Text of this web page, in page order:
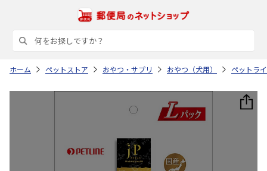
ホーム ペットストア おやつ・サプリ おやつ（犬用） ペットラ